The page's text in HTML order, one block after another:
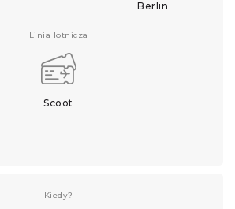
Berlin
Linia lotnicza
Scoot
Kiedy?